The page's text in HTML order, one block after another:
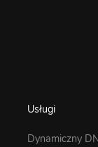
Usługi
Dynamiczny